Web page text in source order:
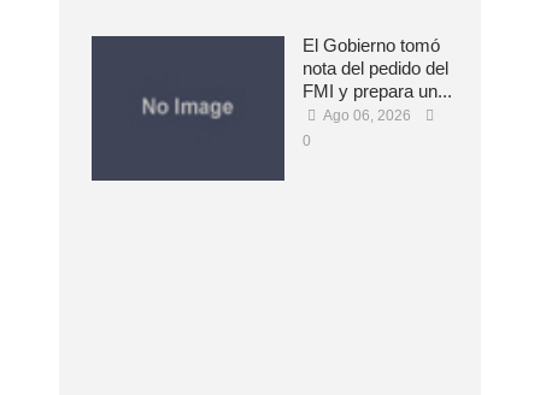
El Gobierno tomó
nota del pedido del
FMI y prepara un...
Ago 06, 2026
0